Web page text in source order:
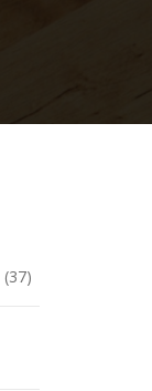
(37)